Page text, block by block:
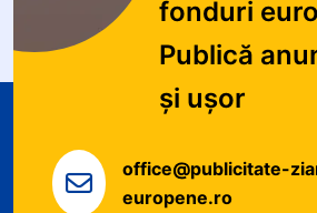
fonduri
Publică
și ușor
office@publicitate-
europene.ro